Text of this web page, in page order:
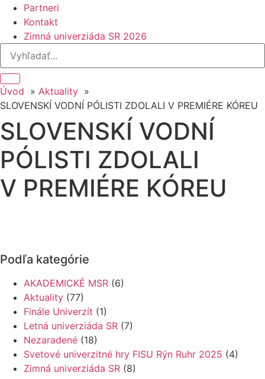
Partneri
Kontakt
Zimná univerziáda SR 2026
Úvod
Aktuality
SLOVENSKÍ VODNÍ PÓLISTI ZDOLALI V PREMIÉRE KÓREU
SLOVENSKÍ VODNÍ
PÓLISTI ZDOLALI
V PREMIÉRE KÓREU
Podľa kategórie
AKADEMICKÉ MSR (6)
Aktuality (77)
Finále Univerzít (1)
Letná univerziáda SR (7)
Nezaradené (18)
Svetové univerzitné hry FISU Rýn Ruhr 2025 (4)
Zimná univerziáda SR (8)